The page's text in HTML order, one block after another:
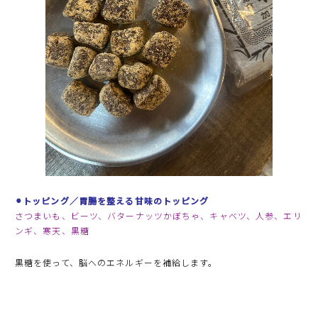
⚫︎トッピング／胃腸を整える甘味のトッピング
さつまいも、ビーツ、バターナッツかぼちゃ、キャベツ、人参、エリ
ンギ、寒天、黒糖
黒糖を使って、脳へのエネルギーを補給します。